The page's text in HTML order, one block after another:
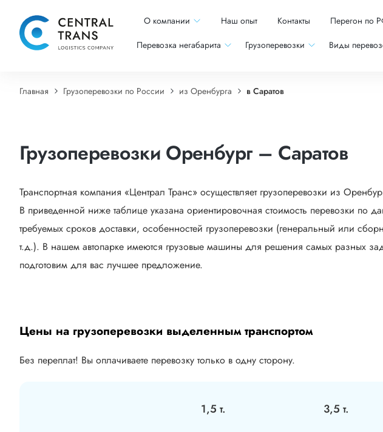
О компании Наш опыт Контакты Перегон по
Перевозка негабарита Грузоперевозки Виды
Главная Грузоперевозки по России из Оренбурга в Саратов
Грузоперевозки Оренбург – Саратов
Транспортная компания «Централ Транс» осуществляет грузоперевозки из
В приведенной ниже таблице указана ориентировочная стоимость перевозки по
требуемых сроков доставки, особенностей грузоперевозки (генеральный или
т.д.). В нашем автопарке имеются грузовые машины для решения самых разных
подготовим для вас лучшее предложение.
Цены на грузоперевозки выделенным транспортом
Без переплат! Вы оплачиваете перевозку только в одну сторону.
1,5 т. 3,5 т.